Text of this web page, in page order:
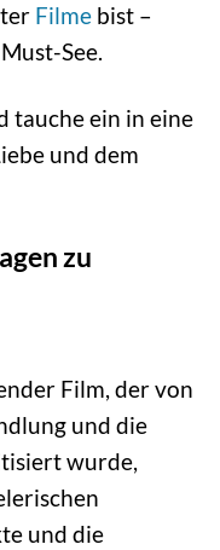
Filme bist –
See.
tauche ein in eine
und dem
zu
Film, der von
und die
wurde,
und die